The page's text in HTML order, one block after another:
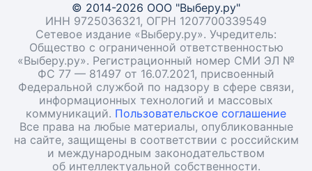
© 2014-2026 ООО "Выберу.ру"
ИНН 9725036321, ОГРН 1207700339549
Сетевое издание «Выберу.ру». Учредитель:
Общество с ограниченной ответственностью
«Выберу.ру». Регистрационный номер СМИ ЭЛ №
ФС 77 — 81497 от 16.07.2021, присвоенный
Федеральной службой по надзору в сфере связи,
информационных технологий и массовых
коммуникаций. Пользовательское соглашение
Все права на любые материалы, опубликованные
на сайте, защищены в соответствии с российским
и международным законодательством
об интеллектуальной собственности.